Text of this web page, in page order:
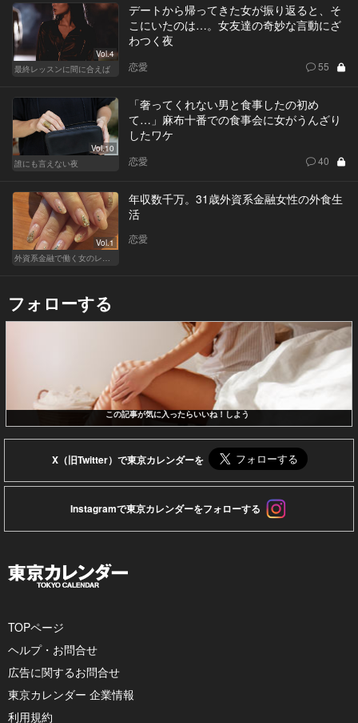
Vol.4
最終レッスンに間に合えば
デートから帰ってきた女が振り返ると、そ
こにいたのは…。女友達の奇妙な言動にざ
わつく夜
恋愛 55
Vol.10
誰にも言えない夜
「奢ってくれない男と食事したの初め
て…」麻布十番での食事会に女がうんざり
したワケ
恋愛 40
Vol.1
年収数千万。31歳外資系金融女性の外食生
活
恋愛
フォローする
この記事が気に入ったらいいね！しよう
X（旧Twitter）で東京カレンダーを
Instagramで東京カレンダーをフォローする
TOPページ
ヘルプ・お問合せ
広告に関するお問合せ
東京カレンダー 企業情報
利用規約